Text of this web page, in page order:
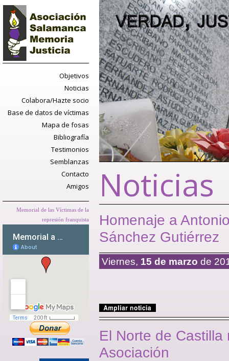
Objetivos
Noticias
Colabora/Hazte socio
Base de datos de víctimas
Mapa de fosas
Bibliografía
Testimonios
Semblanzas
Contacto
Amigos
Memorial de las Víctimas de la
represión franquista
Noticias
Homenaje a
Sánchez Gutiérrez
Viernes, 15 de marzo de
El Norte de
Asociación